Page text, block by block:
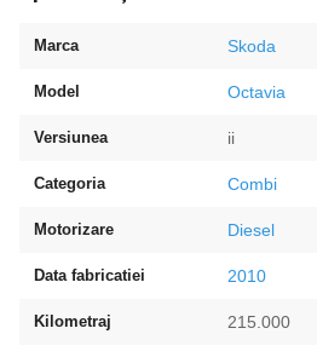
Marca Skoda
Model Octavia
Versiunea ii
Categoria Combi
Motorizare Diesel
Data fabricatiei 2010
Kilometraj 215.000